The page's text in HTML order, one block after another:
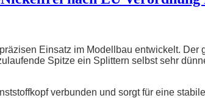
Einsatz im Modellbau entwickelt. Der
Spitze ein Splittern selbst sehr
verbunden und sorgt für eine